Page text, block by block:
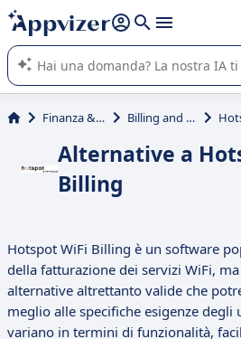
righe con
shift + enter
L'IA di Appvizer vi guida nell'utilizzo o
software SaaS per la vostra azienda.
Finanza & contabilità Billing and Provisioning
Alternative a
Billing
Hotspot WiFi Billing è un software
della fatturazione dei servizi WiFi,
alternative altrettanto valide che
meglio alle specifiche esigenze degli
variano in termini di funzionalità,